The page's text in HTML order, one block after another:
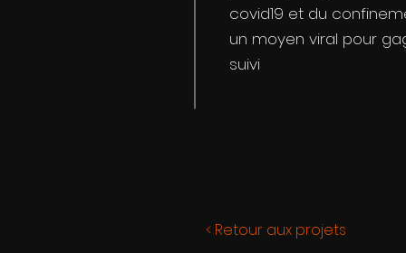
covid19 et du
un moyen viral pour
suivi
< Retour aux projets